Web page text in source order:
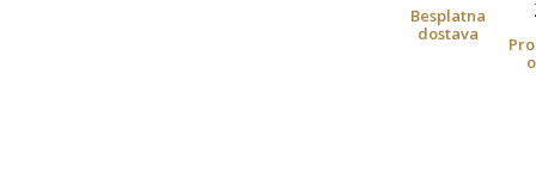
Besplatna
dostava